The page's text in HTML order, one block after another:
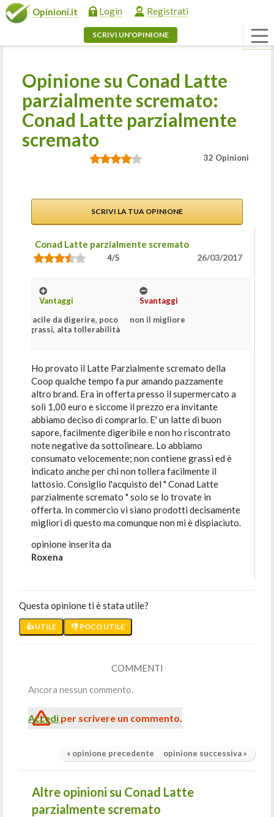
Opinioni.it Login Registrati
SCRIVI UN'OPINIONE
Opinione su Conad Latte
parzialmente scremato:
Conad Latte parzialmente
scremato
32 Opinioni
SCRIVI LA TUA OPINIONE
Conad Latte parzialmente scremato
4/5 26/03/2017
Vantaggi
facile da digerire, poco
grassi, alta tollerabilità
Svantaggi
non il migliore
Ho provato il Latte Parzialmente scremato della
Coop qualche tempo fa pur amando pazzamente
altro brand. Era in offerta presso il supermercato a
soli 1,00 euro e siccome il prezzo era invitante
abbiamo deciso di comprarlo. E' un latte di buon
sapore, facilmente digeribile e non ho riscontrato
note negative da sottolineare. Lo abbiamo
consumato velocemente; non contiene grassi ed è
indicato anche per chi non tollera facilmente il
lattosio. Consiglio l'acquisto del " Conad Latte
parzialmente scremato " solo se lo trovate in
offerta. In commercio vi siano prodotti decisamente
migliori di questo ma comunque non mi è dispiaciuto.
opinione inserita da
Roxena
Questa opinione ti è stata utile?
👍 UTILE 👎 POCO UTILE
COMMENTI
Ancora nessun commento.
Accedi per scrivere un commento.
« opinione precedente opinione successiva »
Altre opinioni su Conad Latte
parzialmente scremato